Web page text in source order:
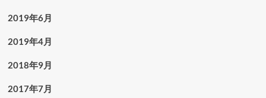
2019年6月
2019年4月
2018年9月
2017年7月